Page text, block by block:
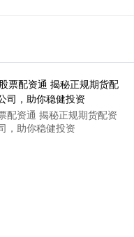
配资通 揭秘正规期货配资
，助你稳健投资